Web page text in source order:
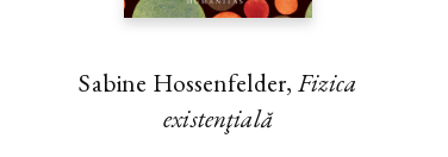
Sabine Hossenfelder, Fizica
existenţială